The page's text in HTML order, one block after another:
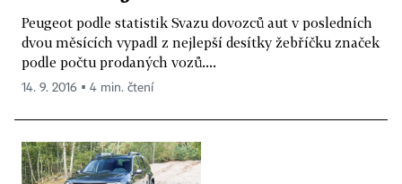
Peugeot podle statistik Svazu dovozců aut v posledních
dvou měsících vypadl z nejlepší desítky žebříčku značek
podle počtu prodaných vozů....
14. 9. 2016 ▪ 4 min. čtení